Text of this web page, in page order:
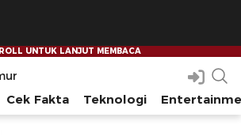
Indonesia Timur
Cek Fakta Teknologi
--